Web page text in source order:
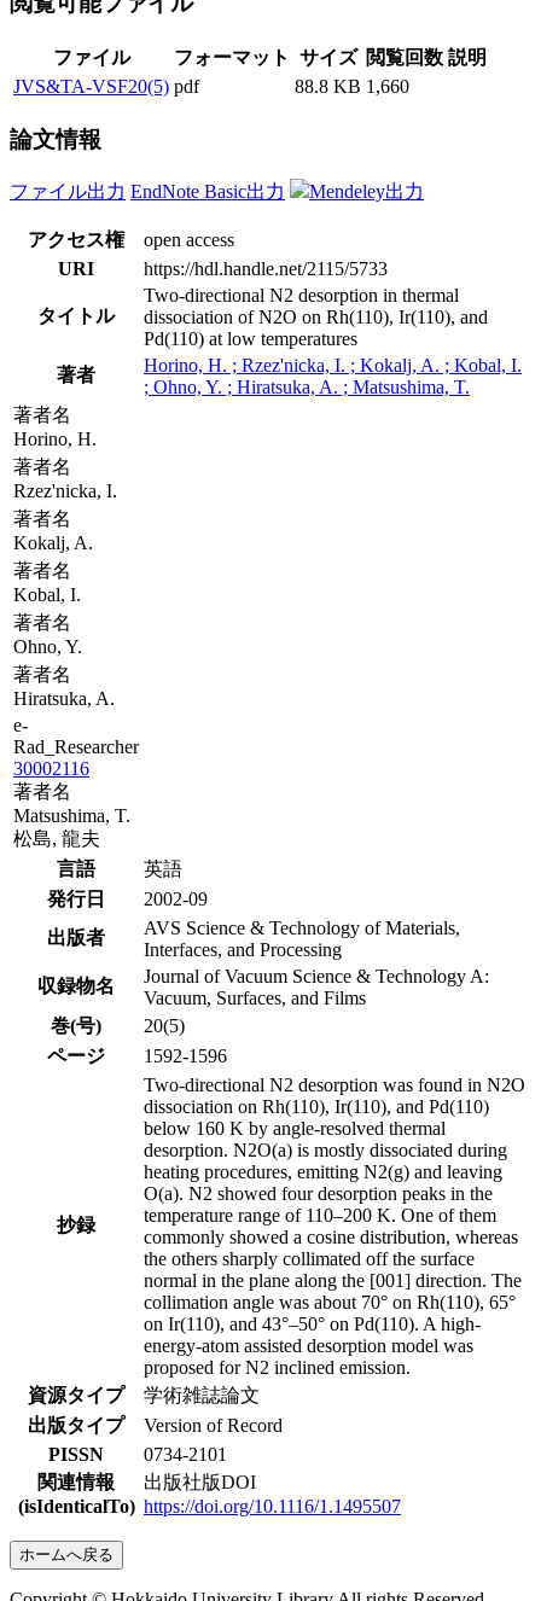
ファイル フォーマット サイズ 閲覧回数 説明
JVS&TA-VSF20(5) pdf 88.8 KB 1,660
論文情報
ファイル出力 EndNote Basic出力 Mendeley出力
アクセス権
open access
URI
https://hdl.handle.net/2115/5733
タイトル
Two-directional N2 desorption in thermal
dissociation of N2O on Rh(110), Ir(110), and
Pd(110) at low temperatures
著者
Horino, H. ; Rzez'nicka, I. ; Kokalj, A. ; Kobal, I.
; Ohno, Y. ; Hiratsuka, A. ; Matsushima, T.
著者名
Horino, H.
著者名
Rzez'nicka, I.
著者名
Kokalj, A.
著者名
Kobal, I.
著者名
Ohno, Y.
著者名
Hiratsuka, A.
e-
Rad_Researcher
30002116
著者名
Matsushima, T.
松島, 龍夫
言語
英語
発行日
2002-09
出版者
AVS Science & Technology of Materials,
Interfaces, and Processing
収録物名
Journal of Vacuum Science & Technology A:
Vacuum, Surfaces, and Films
巻(号)
20(5)
ページ
1592-1596
抄録
Two-directional N2 desorption was found in N2O
dissociation on Rh(110), Ir(110), and Pd(110)
below 160 K by angle-resolved thermal
desorption. N2O(a) is mostly dissociated during
heating procedures, emitting N2(g) and leaving
O(a). N2 showed four desorption peaks in the
temperature range of 110–200 K. One of them
commonly showed a cosine distribution, whereas
the others sharply collimated off the surface
normal in the plane along the [001] direction. The
collimation angle was about 70° on Rh(110), 65°
on Ir(110), and 43°–50° on Pd(110). A high-
energy-atom assisted desorption model was
proposed for N2 inclined emission.
資源タイプ
学術雑誌論文
出版タイプ
Version of Record
PISSN
0734-2101
関連情報
(isIdenticalTo)
出版社版DOI
https://doi.org/10.1116/1.1495507
ホームへ戻る